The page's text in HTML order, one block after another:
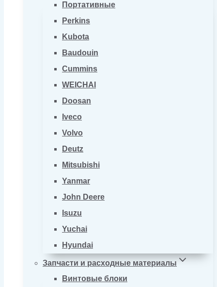
Портативные
Perkins
Kubota
Baudouin
Cummins
WEICHAI
Doosan
Iveco
Volvo
Deutz
Mitsubishi
Yanmar
John Deere
Isuzu
Yuchai
Hyundai
Запчасти и расходные материалы
Винтовые блоки